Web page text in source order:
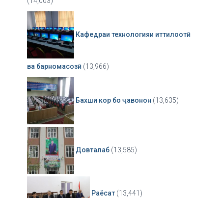
Кафедраи технологияи иттилоотӣ
ва барномасозӣ (13,966)
Бахши кор бо ҷавонон (13,635)
Довталаб (13,585)
Раёсат (13,441)